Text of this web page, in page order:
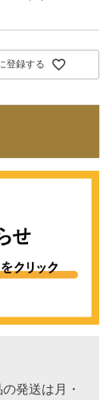
登録する
発送は月・